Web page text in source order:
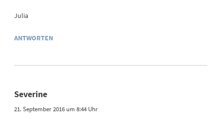
Julia
ANTWORTEN
Severine
21. September 2016 um 8:44 Uhr